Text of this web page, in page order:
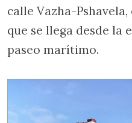
calle Vazha-
que se llega desde la
paseo marítimo.